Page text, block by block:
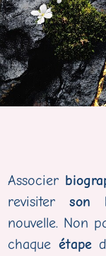
Associer
revisiter son
nouvelle. Non
chaque étape